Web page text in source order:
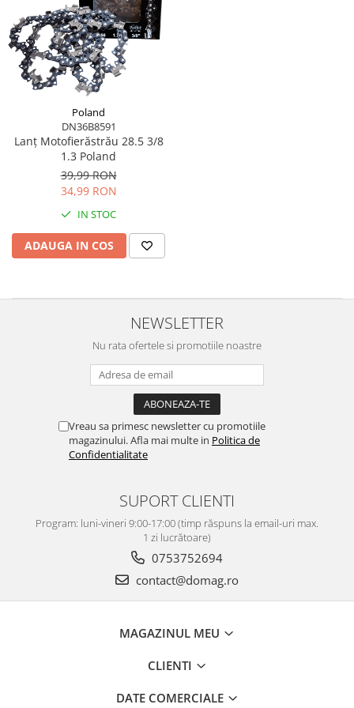
Pistol pentru vopsit
Pompă, hidrofor
Hidrofoare
Prelate și Folii de Protecție
Prelungitoare
Rindele electrice
Accesorii rindele
Scule electrice
Accesorii pentru polizor
Compresoare aer
Fierăstrău circular
Pistoale de bătut cuie
Seturi aparate electrice
Unelte multifuncționale
Vibratoare pentru beton
Aparate de Tăiat Gresie
Scule pentru Gresie și Sticlă
Poland
DN36B8591
Lanț Motofierăstrău 28.5 3/8
1.3 Poland
39,99 RON
34,99 RON
IN STOC
ADAUGA IN COS
NEWSLETTER
Nu rata ofertele si promotiile noastre
Vreau sa primesc newsletter cu promotiile
magazinului. Afla mai multe in Politica de
Confidentialitate
SUPORT CLIENTI
Program: luni-vineri 9:00-17:00 (timp răspuns la email-uri max.
1 zi lucrătoare)
0753752694
contact@domag.ro
MAGAZINUL MEU
CLIENTI
DATE COMERCIALE